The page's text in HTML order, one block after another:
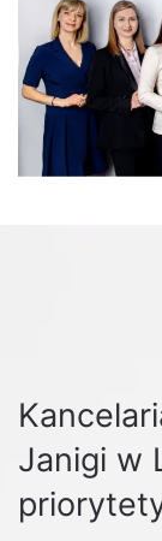
Janigi w